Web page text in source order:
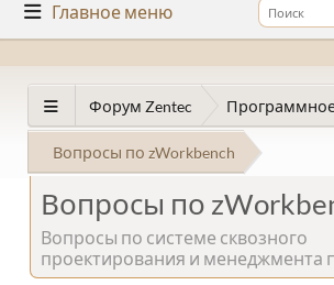
Главное меню
Форум Zentec
Вопросы по zWorkbench
Вопросы по
Вопросы по системе сквозного
проектирования и менеджмента